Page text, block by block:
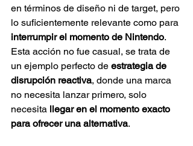
en términos de diseño ni de target, pero
lo suficientemente relevante como para
interrumpir el momento de Nintendo.
Esta acción no fue casual, se trata de
un ejemplo perfecto de estrategia de
disrupción reactiva, donde una marca
no necesita lanzar primero, solo
necesita llegar en el momento exacto
para ofrecer una alternativa.